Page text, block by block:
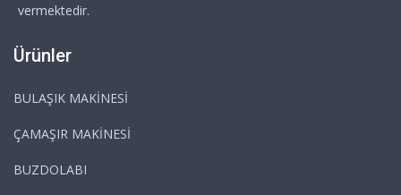
vermektedir.
Ürünler
BULAŞIK MAKİNESİ
ÇAMAŞIR MAKİNESİ
BUZDOLABI